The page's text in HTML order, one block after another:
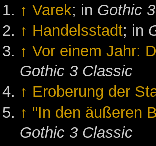
↑ Varek; in Gothic
↑ Handelsstadt; in
↑ Vor einem Jahr:
Gothic 3 Classic
↑ Eroberung der
↑ "In den äußeren
Gothic 3 Classic